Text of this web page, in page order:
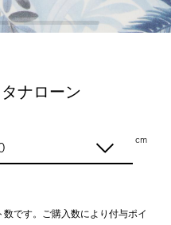
ナローン
cm
です。ご購入数により付与ポイ